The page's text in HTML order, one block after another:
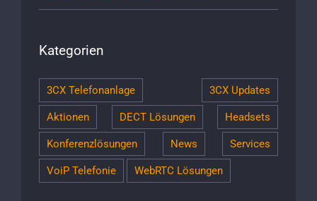
Kategorien
3CX Telefonanlage 3CX Updates
Aktionen DECT Lösungen Headsets
Konferenzlösungen News Services
VoiP Telefonie WebRTC Lösungen